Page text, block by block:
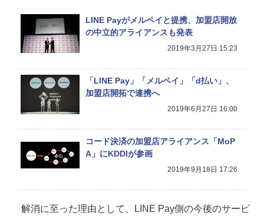
LINE Payがメルペイと提携、加盟店開放
の中立的アライアンスも発表
2019年3月27日 15:23
「LINE Pay」「メルペイ」「d払い」、
加盟店開拓で連携へ
2019年6月27日 16:00
コード決済の加盟店アライアンス「MoP
A」にKDDIが参画
2019年9月18日 17:26
解消に至った理由として、LINE Pay側の今後のサービ